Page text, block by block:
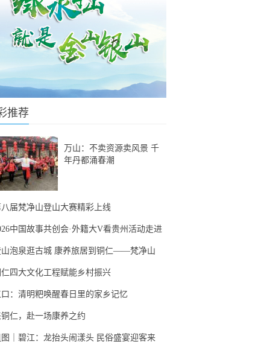
推荐
万山：不卖资源卖风景 千
年丹都涌春潮
届梵净山登山大赛精彩上线
中国故事共创会·外籍大V看贵州活动走进
山泡泉逛古城 康养旅居到铜仁——梵净山
四大文化工程赋能乡村振兴
：清明粑唤醒春日里的家乡记忆
仁，赴一场康养之约
｜碧江：龙抬头闹漾头 民俗盛宴迎客来